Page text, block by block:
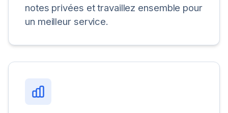
notes privées et travaillez ensemble pour
un meilleur service.